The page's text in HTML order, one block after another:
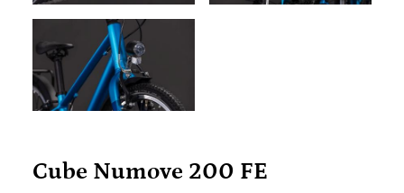
Cube Numove 200 FE